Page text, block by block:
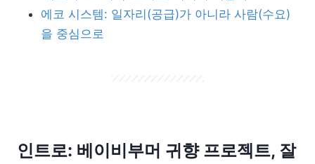
에코 시스템: 일자리(공급)가 아니라 사람(수요)
을 중심으로
인트로: 베이비부머 귀향 프로젝트, 잘